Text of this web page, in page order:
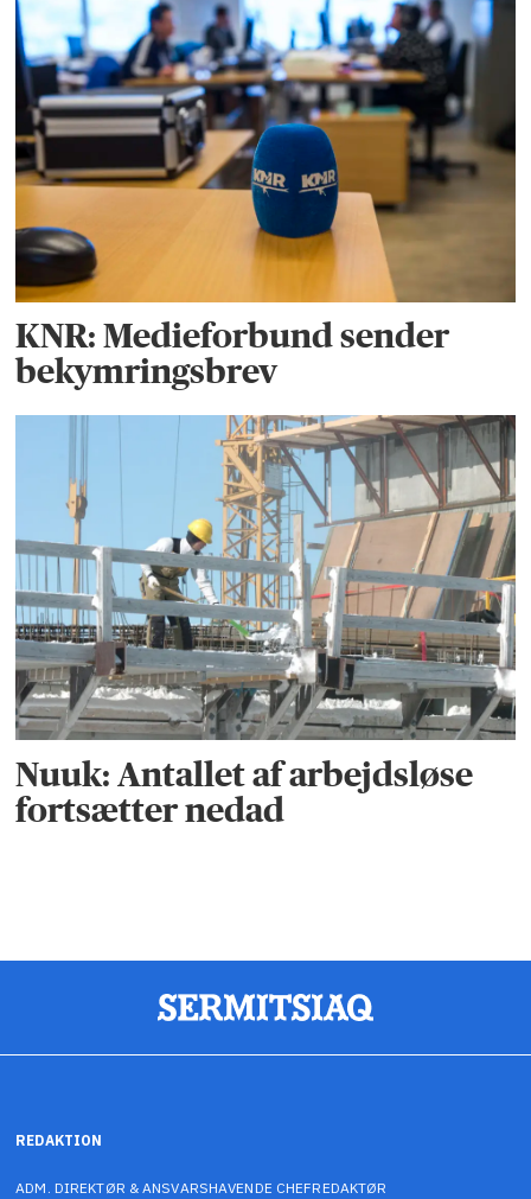
KNR: Medieforbund sender
bekymringsbrev
Nuuk: Antallet af arbejdsløse
fortsætter nedad
REDAKTION
ADM. DIREKTØR & ANSVARSHAVENDE CHEFREDAKTØR